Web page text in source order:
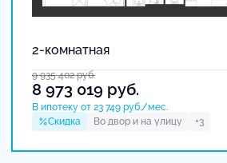
2-комнатная
9 935 402руб.
8 973 019 руб.
В ипотеку от 23 749 руб./мес.
Скидка
Во двор и на улицу +3